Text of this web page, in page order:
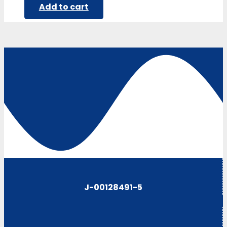
Add to cart
J-00128491-5